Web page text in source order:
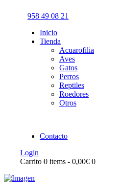
958 49 08 21
Inicio
Tienda
Acuarofilia
Aves
Gatos
Perros
Reptiles
Roedores
Otros
Contacto
Login
Carrito 0 items - 0,00€ 0